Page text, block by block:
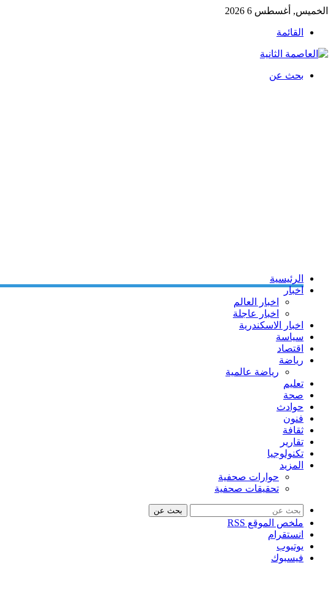
الخميس, أغسطس 6 2026
القائمة
بحث عن
الرئيسية
اخبار
اخبار العالم
اخبار عاجلة
اخبار الاسكندرية
سياسة
اقتصاد
رياضة
رياضة عالمية
تعليم
صحة
حوادث
فنون
ثقافة
تقارير
تكنولوجيا
المزيد
حوارات صحفية
تحقيقات صحفية
بحث عن
ملخص الموقع RSS
انستقرام
يوتيوب
فيسبوك